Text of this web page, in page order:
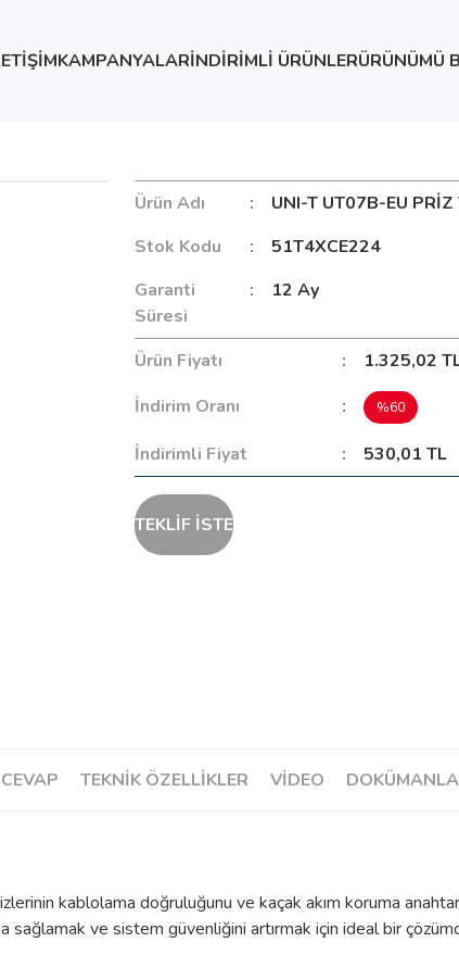
KAMPANYALARİNDİRİMLİ ÜRÜNLERÜRÜNÜMÜ
Ürün Adı
UNI-T UT07B-EU
Stok Kodu
51T4XCE224
Garanti
Süresi
12 Ay
Ürün Fiyatı
1.325,02
İndirim Oranı
%60
İndirimli Fiyat 530,01 TL
TEKLİF İSTE
TEKNİK ÖZELLİKLER VIDEO
kablolama doğruluğunu ve kaçak akım koruma
sağlamak ve sistem güvenliğini artırmak için ideal bir